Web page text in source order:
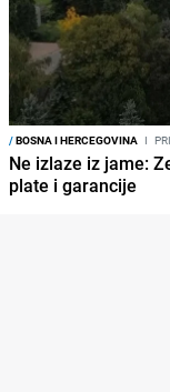
/BOSNA I HERCEGOVINA I
Ne izlaze iz jame:
plate i garancije